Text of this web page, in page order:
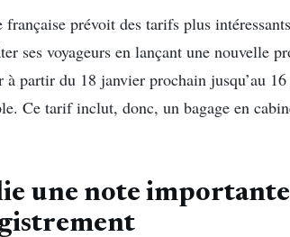
prévoit des tarifs plus
ses voyageurs en lançant une nouvelle
partir du 18 janvier prochain jusqu’au
Ce tarif inclut, donc, un bagage en
une note importante